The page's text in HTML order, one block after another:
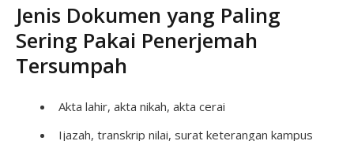
Jenis Dokumen yang Paling
Sering Pakai Penerjemah
Tersumpah
Akta lahir, akta nikah, akta cerai
Ijazah, transkrip nilai, surat keterangan kampus